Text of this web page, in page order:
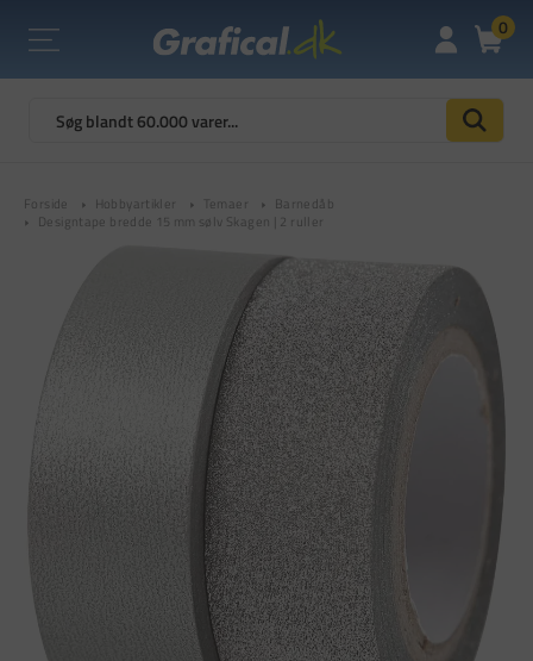
0
Forside Hobbyartikler Temaer
Barnedåb
Designtape bredde 15 mm sølv Skagen | 2 ruller